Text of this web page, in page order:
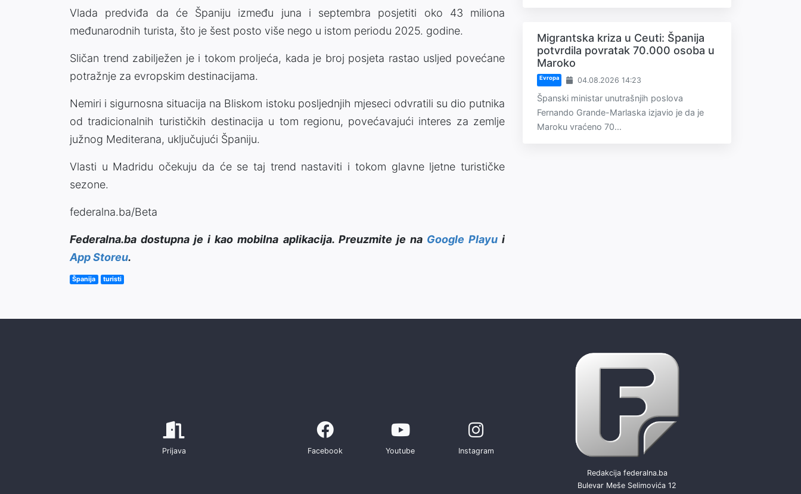
Vlada predviđa da će Španiju između juna i septembra posjetiti oko 43 miliona
međunarodnih turista, što je šest posto više nego u istom periodu 2025. godine.
Sličan trend zabilježen je i tokom proljeća, kada je broj posjeta rastao usljed povećane
potražnje za evropskim destinacijama.
Nemiri i sigurnosna situacija na Bliskom istoku posljednjih mjeseci odvratili su dio putnika
od tradicionalnih turističkih destinacija u tom regionu, povećavajući interes za zemlje
južnog Mediterana, uključujući Španiju.
Vlasti u Madridu očekuju da će se taj trend nastaviti i tokom glavne ljetne turističke
sezone.
federalna.ba/Beta
Federalna.ba dostupna je i kao mobilna aplikacija. Preuzmite je na Google Playui
App Storeu.
Španija turisti
Migrantska kriza u Ceuti: Španija
potvrdila povratak 70.000 osoba u
Maroko
Evropa 04.08.2026 14:23
Španski ministar unutrašnjih poslova
Fernando Grande-Marlaska izjavio je da je
Maroku vraćeno 70...
Prijava Facebook Youtube Instagram
Redakcija federalna.ba
Bulevar Meše Selimovića 12